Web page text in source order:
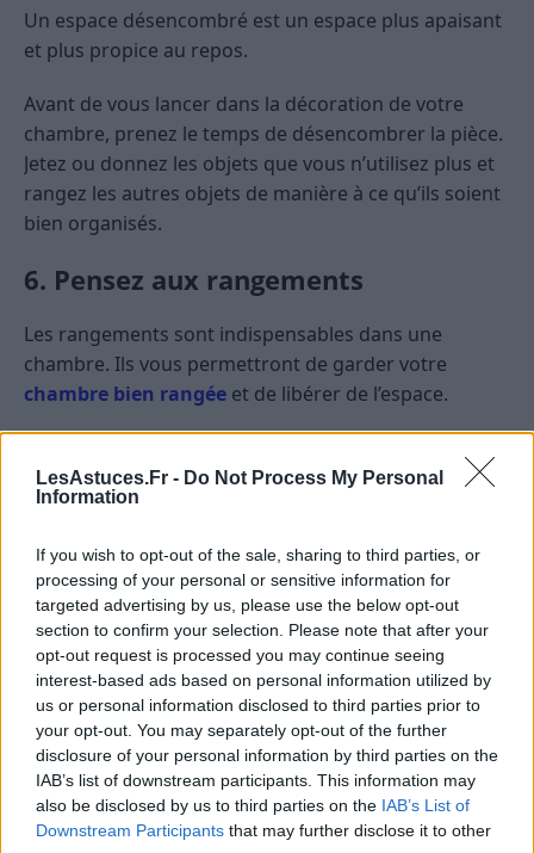
LesAstuces.Fr - Do Not Process My Personal
Information
If you wish to opt-out of the sale, sharing to third parties, or
processing of your personal or sensitive information for
targeted advertising by us, please use the below opt-out
section to confirm your selection. Please note that after your
opt-out request is processed you may continue seeing
interest-based ads based on personal information utilized by
us or personal information disclosed to third parties prior to
your opt-out. You may separately opt-out of the further
disclosure of your personal information by third parties on the
IAB’s list of downstream participants. This information may
also be disclosed by us to third parties on the IAB’s List of
Downstream Participants that may further disclose it to other
Un espace désencombré est un espace plus apaisant
et plus propice au repos.
Avant de vous lancer dans la décoration de votre
chambre, prenez le temps de désencombrer la pièce.
Jetez ou donnez les objets que vous n’utilisez plus et
rangez les autres objets de manière à ce qu’ils soient
bien organisés.
6. Pensez aux rangements
Les rangements sont indispensables dans une
chambre. Ils vous permettront de garder votre
chambre bien rangée et de libérer de l’espace.
besoins et à votre style de décoration. Vous pouvez
par exemple installer une armoire, une commode,
7. Créez une ambiance cocooning
Pour créer une ambiance cocooning dans votre
chambre, pensez à ajouter des éléments douillets,
comme un plaid, des coussins, une couverture ou un
tapis.
Vous pouvez également installer des guirlandes
lumineuses ou des bougies pour créer une ambiance